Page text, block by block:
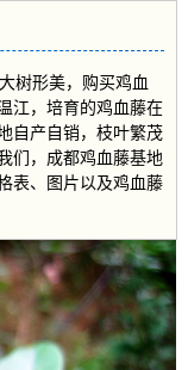
树形美，购买鸡血
江，培育的鸡血藤在
自产自销，枝叶繁茂
们，成都鸡血藤基地
表、图片以及鸡血藤